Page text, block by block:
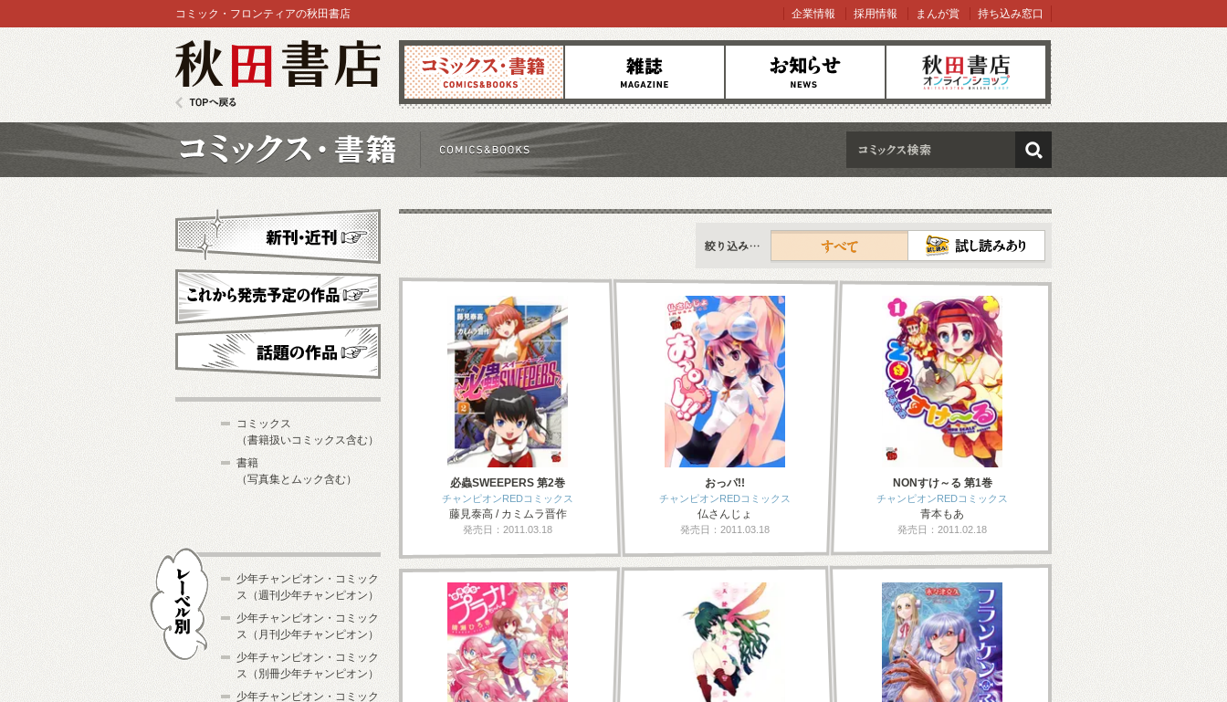
コミックス 雑誌 お知らせ オンラインショップ
コミック・フロンティアの秋田書店 企業情報 採用情報 まんが賞 持ち込み窓口
検索
新刊情報
すべて
必蟲SWEEPERS 第2巻
チャンピオンREDコミックス
藤見泰高 / カミムラ晋作
発売日：2011.03.18
おっパ!!
チャンピオンREDコミックス
仏さんじょ
発売日：2011.03.18
NONすけ～る 第1巻
チャンピオンREDコミックス
青本もあ
発売日：2011.02.18
新刊・近刊
これから発売予定
コミックス
（書籍扱いコミックス含む）
書籍
（写真集とムック含む）
少年チャンピオン・コミック
ス（週刊少年チャンピオン）
少年チャンピオン・コミック
ス（月刊少年チャンピオン）
少年チャンピオン・コミック
ス（別冊少年チャンピオン）
少年チャンピオン・コミック